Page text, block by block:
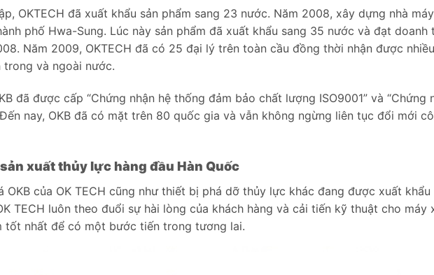
OKTECH đã xuất khẩu sản phẩm sang 23 nước. Năm 2008, xây dựng nhà máy
phố Hwa-Sung. Lúc này sản phẩm đã xuất khẩu sang 35 nước và đạt doanh
Năm 2009, OKTECH đã có 25 đại lý trên toàn cầu đồng thời nhận được nhiều
và ngoài nước.
đã được cấp “Chứng nhận hệ thống đảm bảo chất lượng ISO9001” và “Chứng
Đến nay, OKB đã có mặt trên 80 quốc gia và vẫn không ngừng liên tục đổi mới
xuất thủy lực hàng đầu Hàn Quốc
OKB của OK TECH cũng như thiết bị phá dỡ thủy lực khác đang được xuất khẩu
TECH luôn theo đuổi sự hài lòng của khách hàng và cải tiến kỹ thuật cho máy
tốt nhất để có một bước tiến trong tương lai.